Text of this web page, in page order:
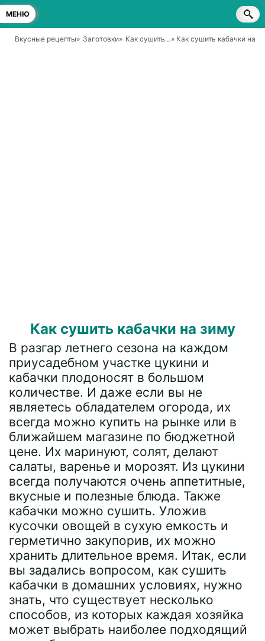
МЕНЮ
Вкусные рецепты» Заготовки» Как сушить…» Как сушить кабачки на
Как сушить кабачки на зиму
В разгар летнего сезона на каждом
приусадебном участке цукини и
кабачки плодоносят в большом
количестве. И даже если вы не
являетесь обладателем огорода, их
всегда можно купить на рынке или в
ближайшем магазине по бюджетной
цене. Их маринуют, солят, делают
салаты, варенье и морозят. Из цукини
всегда получаются очень аппетитные,
вкусные и полезные блюда. Также
кабачки можно сушить. Уложив
кусочки овощей в сухую емкость и
герметично закупорив, их можно
хранить длительное время. Итак, если
вы задались вопросом, как сушить
кабачки в домашних условиях, нужно
знать, что существует несколько
способов, из которых каждая хозяйка
может выбрать наиболее подходящий